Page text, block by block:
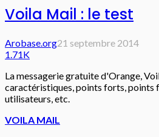
Voila Mail : le test
Arobase.org21 septembre 2014
1.71K
La messagerie gratuite d'Orange,
caractéristiques, points forts, points
utilisateurs, etc.
VOILA MAIL